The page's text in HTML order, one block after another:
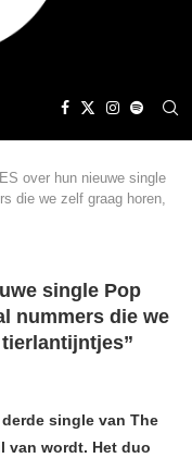
over hun nieuwe single
die we zelf graag horen,
single Pop
nummers die we
single van The
van wordt. Het duo